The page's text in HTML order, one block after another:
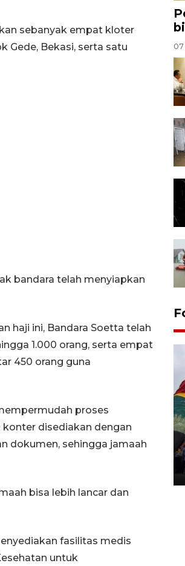
sebanyak empat kloter
Gede, Bekasi, serta satu
bandara telah menyiapkan
haji ini, Bandara Soetta telah
1.000 orang, serta empat
450 orang guna
proses
konter disediakan dengan
dokumen, sehingga jamaah
bisa lebih lancar dan
fasilitas medis
untuk
07
konstruksi jalan
Sumatera di Sumbar